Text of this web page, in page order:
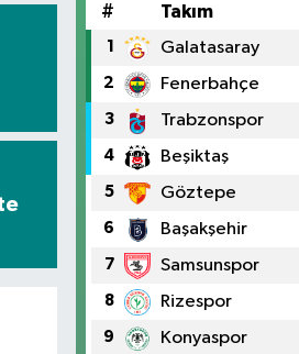
# Takım
1 Galatasaray
2 Fenerbahçe
3 Trabzonspor
4 Beşiktaş
5 Göztepe
6 Başakşehir
7 Samsunspor
8 Rizespor
9 Konyaspor